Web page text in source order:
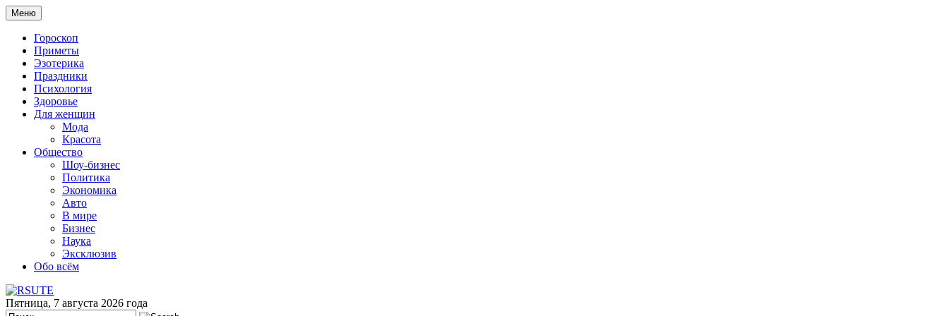
Меню
Гороскоп
Приметы
Эзотерика
Праздники
Психология
Здоровье
Для женщин
Мода
Красота
Общество
Шоу-бизнес
Политика
Экономика
Авто
В мире
Бизнес
Наука
Эксклюзив
Обо всём
Пятница, 7 августа 2026 года